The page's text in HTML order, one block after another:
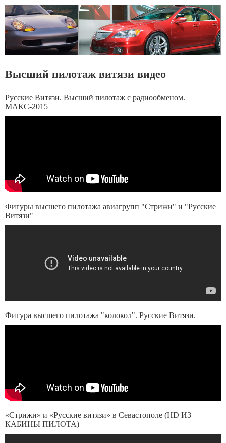
Высший пилотаж витязи видео
Русские Витязи. Высший пилотаж с радиообменом.
МАКС-2015
Фигуры высшего пилотажа авиагрупп "Стрижи" и "Русские
Витязи"
Фигура высшего пилотажа "колокол". Русские Витязи.
«Стрижи» и «Русские витязи» в Севастополе (HD ИЗ
КАБИНЫ ПИЛОТА)